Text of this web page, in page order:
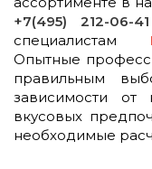
+7(495) 212-06-41
специалистам
Опытные
правильным
зависимости
вкусовых
необходимые